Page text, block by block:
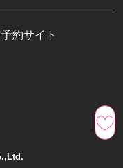
約サイト